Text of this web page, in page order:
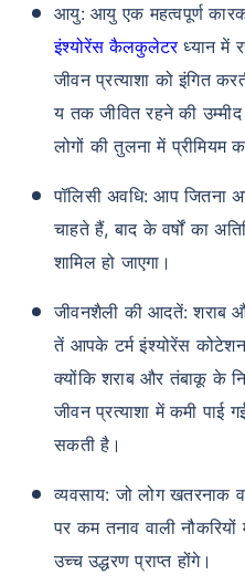
आयु: आयु एक महत्वपूर्ण
इंश्योरेंस कैलकुलेटरध्यान में
जीवन प्रत्याशा को इंगित
य तक जीवित रहने की
लोगों की तुलना में प्रीमियम
पॉलिसी अवधि: आप जितना
चाहते हैं, बाद के वर्षों का
शामिल हो जाएगा।
जीवनशैली की आदतें: शराब
तें आपके टर्म इंश्योरेंस कोटेशन
क्योंकि शराब और तंबाकू के
जीवन प्रत्याशा में कमी पाई
सकती है।
व्यवसाय: जो लोग खतरनाक
पर कम तनाव वाली
उच्च उद्धरण प्राप्त होंगे।